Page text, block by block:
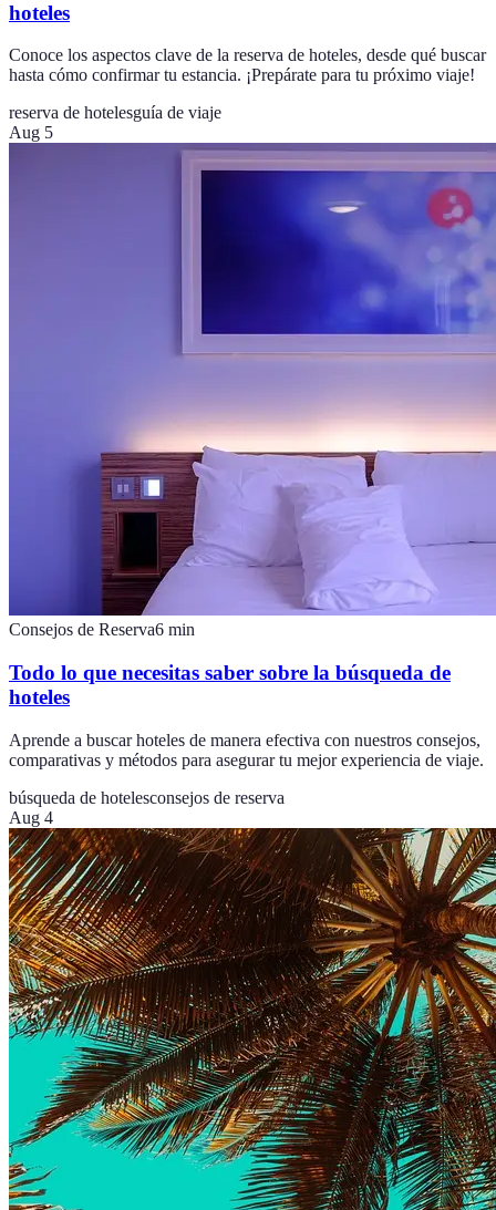
hoteles
Conoce los aspectos clave de la reserva de hoteles, desde qué buscar
hasta cómo confirmar tu estancia. ¡Prepárate para tu próximo viaje!
reserva de hotelesguía de viaje
Aug 5
Consejos de Reserva6 min
Todo lo que necesitas saber sobre la búsqueda de
hoteles
Aprende a buscar hoteles de manera efectiva con nuestros consejos,
comparativas y métodos para asegurar tu mejor experiencia de viaje.
búsqueda de hotelesconsejos de reserva
Aug 4